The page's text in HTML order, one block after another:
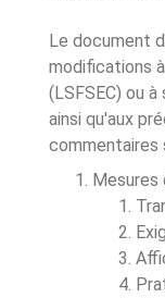
Le document
modifications
(LSFSEC) ou
ainsi qu'aux
commentaires
Mesures